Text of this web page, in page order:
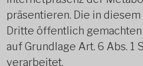
präsentieren. Die in
Dritte öffentlich
auf Grundlage Art. 6 Abs. 1
verarbeitet.